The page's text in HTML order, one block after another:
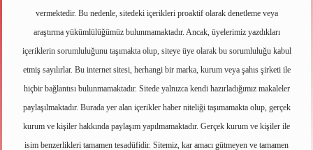
vermektedir. Bu nedenle, sitedeki içerikleri proaktif olarak denetleme veya
araştırma yükümlülüğümüz bulunmamaktadır. Ancak, üyelerimiz yazdıkları
içeriklerin sorumluluğunu taşımakta olup, siteye üye olarak bu sorumluluğu kabul
etmiş sayılırlar. Bu internet sitesi, herhangi bir marka, kurum veya şahıs şirketi ile
hiçbir bağlantısı bulunmamaktadır. Sitede yalnızca kendi hazırladığımız makaleler
paylaşılmaktadır. Burada yer alan içerikler haber niteliği taşımamakta olup, gerçek
kurum ve kişiler hakkında paylaşım yapılmamaktadır. Gerçek kurum ve kişiler ile
isim benzerlikleri tamamen tesadüfidir. Sitemiz, kar amacı gütmeyen ve tamamen